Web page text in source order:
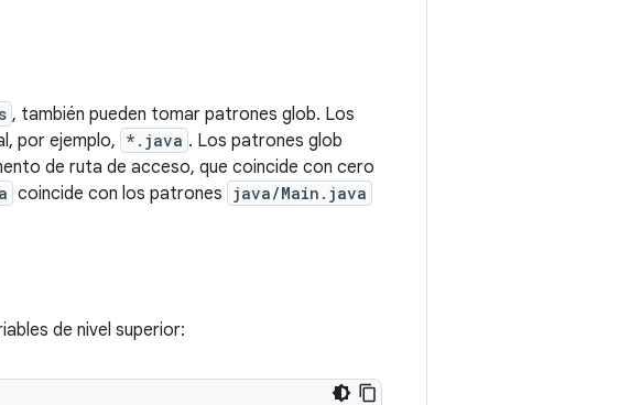
, también pueden tomar patrones glob. Los
por ejemplo, *.java . Los patrones glob
de ruta de acceso, que coincide con cero
coincide con los patrones java/Main.java
de nivel superior: